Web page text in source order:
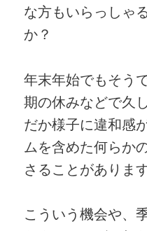
な方もいらっしゃ
か？
年末年始でもそう
期の休みなどで久
だか様子に違和感
ムを含めた何らか
さることがあります
こういう機会や、